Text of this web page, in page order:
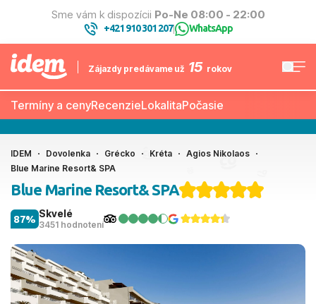
Sme vám k dispozícii Po-Ne 08:00 - 22:00
+421 910 301 207| WhatsApp
Zájazdy predávame už 15 rokov
Termíny a cenyRecenzieLokalitaPočasie
IDEM Dovolenka Grécko Kréta
Agios Nikolaos
Blue Marine Resort& SPA
Blue Marine Resort& SPA
Skvelé
3451 hodnotení
87%